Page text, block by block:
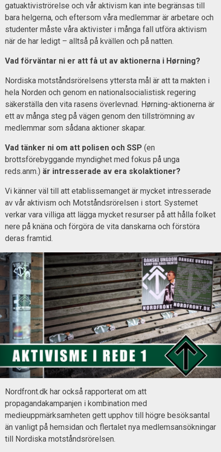
gatuaktiviströrelse och vår aktivism kan inte begränsas till
bara helgerna, och eftersom våra medlemmar är arbetare och
studenter måste våra aktivister i många fall utföra aktivism
när de har ledigt – alltså på kvällen och på natten.
Vad förväntar ni er att få ut av aktionerna i Hørning?
Nordiska motståndsrörelsens yttersta mål är att ta makten i
hela Norden och genom en nationalsocialistisk regering
säkerställa den vita rasens överlevnad. Hørning-aktionerna är
ett av många steg på vägen genom den tillströmning av
medlemmar som sådana aktioner skapar.
Vad tänker ni om att polisen och SSP (en
brottsförebyggande myndighet med fokus på unga
reds.anm.) är intresserade av era skolaktioner?
Vi känner väl till att etablissemanget är mycket intresserade
av vår aktivism och Motståndsrörelsen i stort. Systemet
verkar vara villiga att lägga mycket resurser på att hålla folket
nere på knäna och förgöra de vita danskarna och förstöra
deras framtid.
Nordfront.dk har också rapporterat om att
propagandakampanjen i kombination med
medieuppmärksamheten gett upphov till högre besöksantal
än vanligt på hemsidan och flertalet nya medlemsansökningar
till Nordiska motståndsrörelsen.